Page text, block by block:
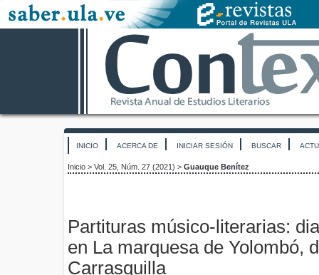
INICIO ACERCA DE INICIAR SESIÓN BUSCAR
Inicio > Vol. 25, Núm. 27 (2021) > Guauque Benítez
Partituras músico-literarias:
en La marquesa de Yolombó,
Carrasquilla